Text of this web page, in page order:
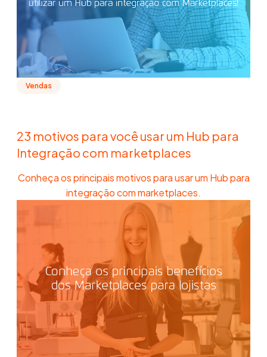
Vendas
23 motivos para você usar um Hub para
Integração com marketplaces
Conheça os principais motivos para usar um Hub para
integração com marketplaces.